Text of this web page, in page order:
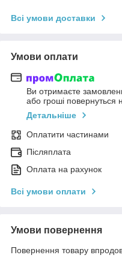
Всі умови доставки
Умови оплати
Ви отримаєте
або гроші повернуться
Детальніше
Оплатити частинами
Післяплата
Оплата на рахунок
Всі умови оплати
Умови повернення
Повернення товару